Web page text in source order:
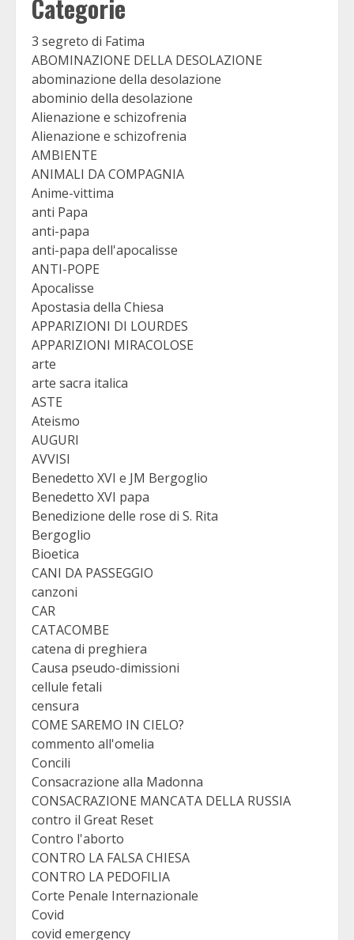
Categorie
3 segreto di Fatima
ABOMINAZIONE DELLA DESOLAZIONE
abominazione della desolazione
abominio della desolazione
Alienazione e schizofrenia
Alienazione e schizofrenia
AMBIENTE
ANIMALI DA COMPAGNIA
Anime-vittima
anti Papa
anti-papa
anti-papa dell'apocalisse
ANTI-POPE
Apocalisse
Apostasia della Chiesa
APPARIZIONI DI LOURDES
APPARIZIONI MIRACOLOSE
arte
arte sacra italica
ASTE
Ateismo
AUGURI
AVVISI
Benedetto XVI e JM Bergoglio
Benedetto XVI papa
Benedizione delle rose di S. Rita
Bergoglio
Bioetica
CANI DA PASSEGGIO
canzoni
CAR
CATACOMBE
catena di preghiera
Causa pseudo-dimissioni
cellule fetali
censura
COME SAREMO IN CIELO?
commento all'omelia
Concili
Consacrazione alla Madonna
CONSACRAZIONE MANCATA DELLA RUSSIA
contro il Great Reset
Contro l'aborto
CONTRO LA FALSA CHIESA
CONTRO LA PEDOFILIA
Corte Penale Internazionale
Covid
covid emergency